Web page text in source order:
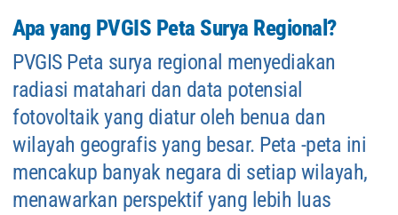
Apa yang PVGIS Peta Surya Regional?
PVGIS Peta surya regional menyediakan
radiasi matahari dan data potensial
fotovoltaik yang diatur oleh benua dan
wilayah geografis yang besar. Peta -peta ini
mencakup banyak negara di setiap wilayah,
menawarkan perspektif yang lebih luas